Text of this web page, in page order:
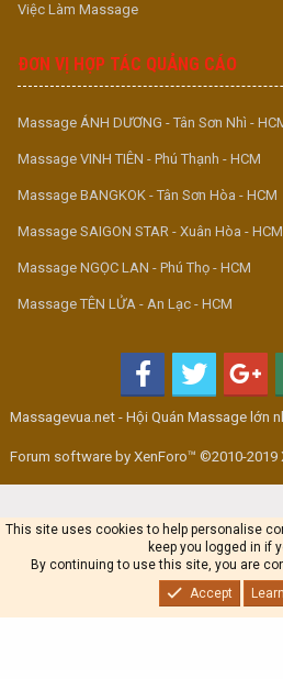
Việc Làm Massage
ĐƠN VỊ HỢP TÁC QUẢNG CÁO
Massage ÁNH DƯƠNG - Tân Sơn Nhì -
Massage VINH TIÊN - Phú Thạnh - HCM
Massage BANGKOK - Tân Sơn Hòa - HCM
Massage SAIGON STAR - Xuân Hòa - HCM
Massage NGỌC LAN - Phú Thọ - HCM
Massage TÊN LỬA - An Lạc - HCM
Massagevua.net - Hội Quán Massage lớn
Forum software by XenForo™ ©2010-2019
This site uses cookies to help personalise
keep you logged in if
By continuing to use this site, you are
Accept